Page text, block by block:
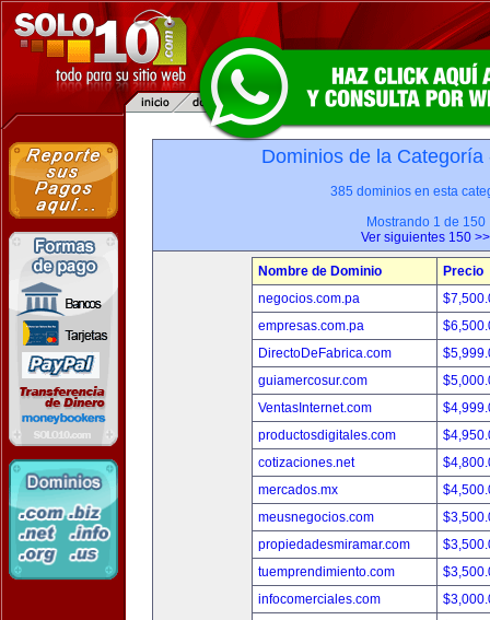
Dominios de la
385 dominios en esta
Mostrando 1 de 150
Ver siguientes 150 >>
Nombre de Dominio
Precio
negocios.com.pa
empresas.com.pa
DirectoDeFabrica.com
guiamercosur.com
VentasInternet.com
productosdigitales.com
cotizaciones.net
mercados.mx
meusnegocios.com
propiedadesmiramar.com
tuemprendimiento.com
infocomerciales.com